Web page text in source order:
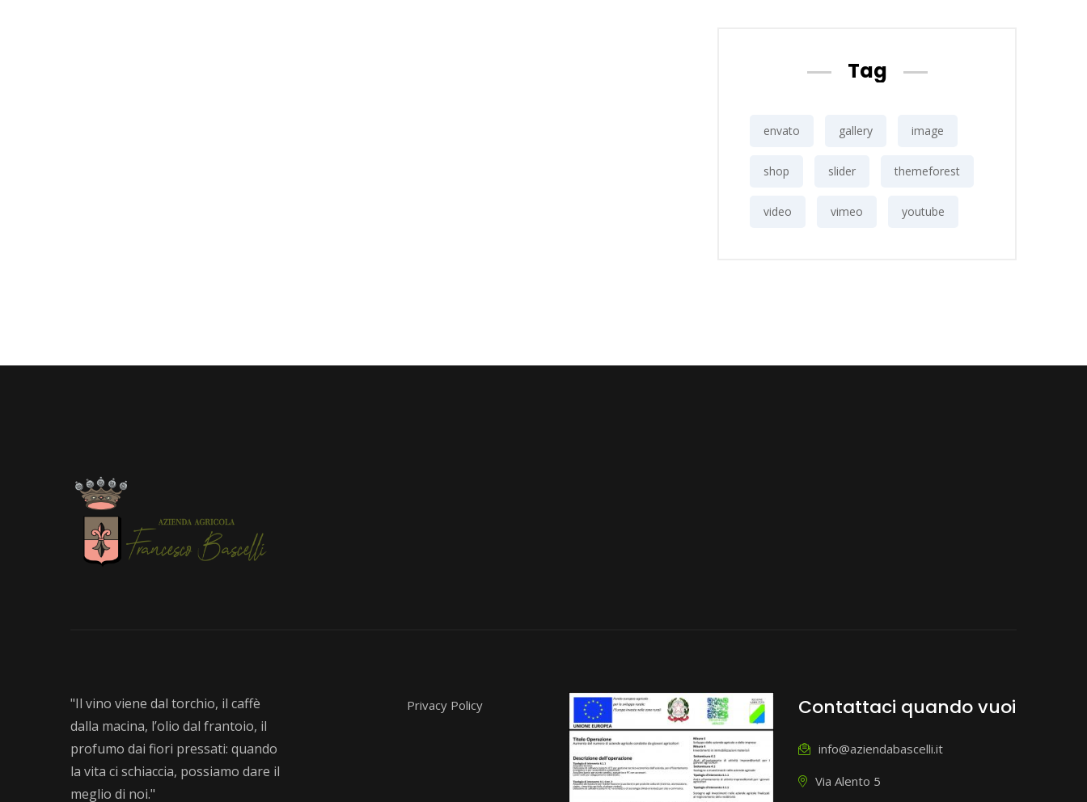
Tag
envato gallery image
shop slider themeforest
video vimeo youtube
"Il vino viene dal torchio, il caffè
dalla macina, l’olio dal frantoio, il
profumo dai fiori pressati: quando
la vita ci schiaccia, possiamo dare il
meglio di noi."
Privacy Policy Contattaci quando vuoi
info@aziendabascelli.it
Via Alento 5